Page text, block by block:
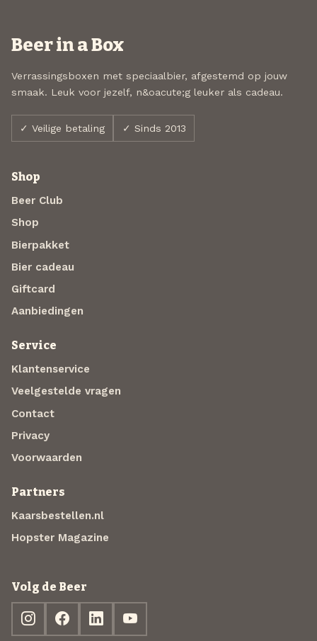
Beer in a Box
Verrassingsboxen met speciaalbier, afgestemd op jouw
smaak. Leuk voor jezelf, n&oacute;g leuker als cadeau.
✓ Veilige betaling ✓ Sinds 2013
Shop
Beer Club
Shop
Bierpakket
Bier cadeau
Giftcard
Aanbiedingen
Service
Klantenservice
Veelgestelde vragen
Contact
Privacy
Voorwaarden
Partners
Kaarsbestellen.nl
Hopster Magazine
Volg de Beer